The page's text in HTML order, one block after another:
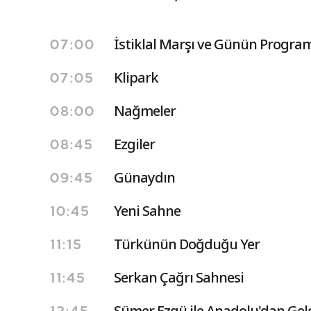
07:00 İstiklal Marşı ve Günün Program
07:05 Klipark
08:00 Nağmeler
08:45 Ezgiler
09:45 Günaydın
10:45 Yeni Sahne
11:15 Türkünün Doğduğu Yer
11:45 Serkan Çağrı Sahnesi